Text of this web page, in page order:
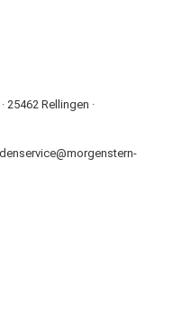
25462 Rellingen ·